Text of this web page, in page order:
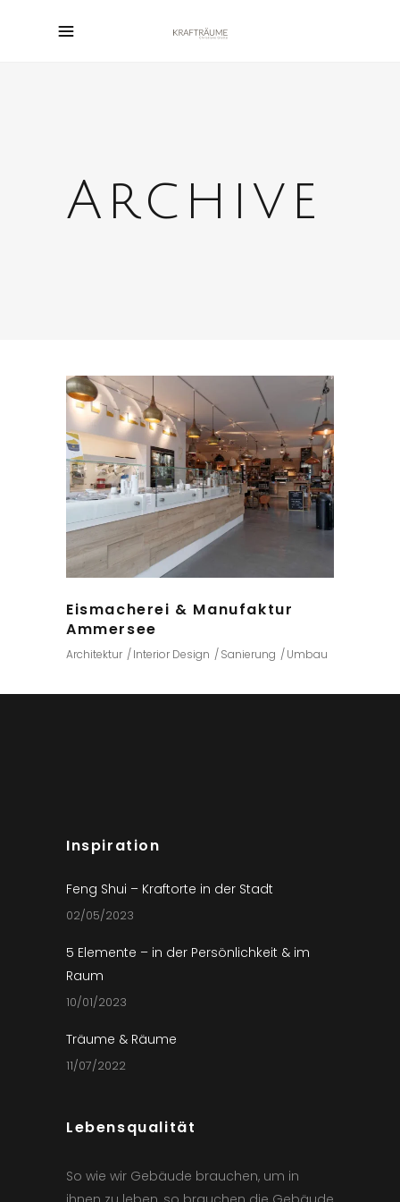
Archive
Eismacherei & Manufaktur
Ammersee
Architektur Interior Design Sanierung Umbau
Inspiration
Feng Shui – Kraftorte in der Stadt
02/05/2023
5 Elemente – in der Persönlichkeit & im
Raum
10/01/2023
Träume & Räume
11/07/2022
Lebensqualität
So wie wir Gebäude brauchen, um in